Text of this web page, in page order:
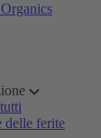
delle ferite